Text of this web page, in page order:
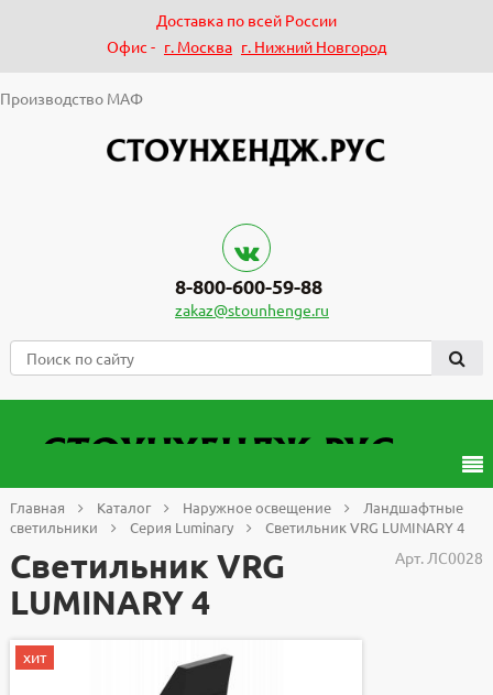
Доставка по всей России
Офис - г. Москва г. Нижний Новгород
Производство МАФ
8-800-600-59-88
zakaz@stounhenge.ru
Главная Каталог Наружное освещение
Ландшафтные
светильники
Серия Luminary Светильник VRG LUMINARY 4
Арт. ЛС0028
Светильник VRG
LUMINARY 4
хит